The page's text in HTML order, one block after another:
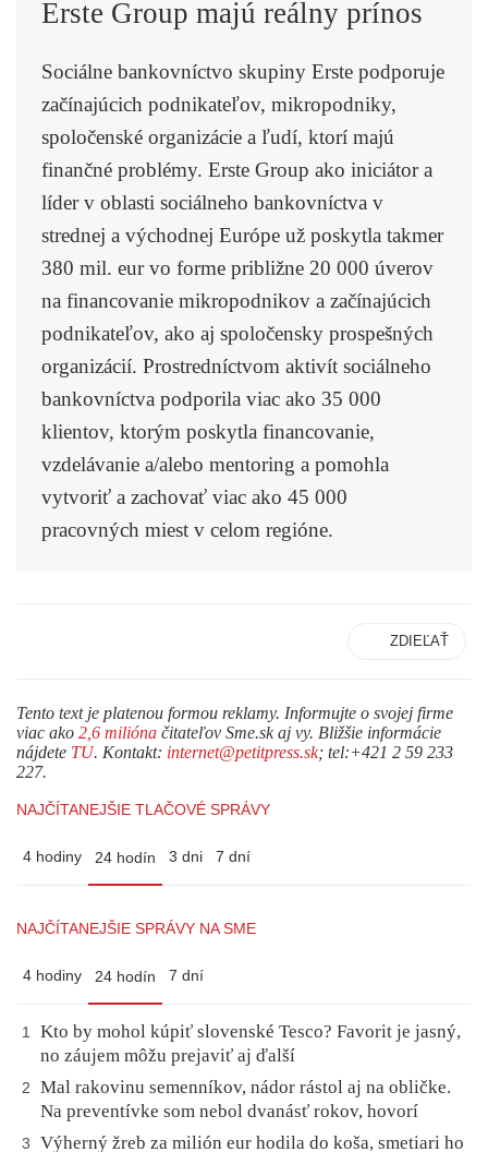
Erste Group majú reálny prínos
Sociálne bankovníctvo skupiny Erste podporuje
začínajúcich podnikateľov, mikropodniky,
spoločenské organizácie a ľudí, ktorí majú
finančné problémy. Erste Group ako iniciátor a
líder v oblasti sociálneho bankovníctva v
strednej a východnej Európe už poskytla takmer
380 mil. eur vo forme približne 20 000 úverov
na financovanie mikropodnikov a začínajúcich
podnikateľov, ako aj spoločensky prospešných
organizácií. Prostredníctvom aktivít sociálneho
bankovníctva podporila viac ako 35 000
klientov, ktorým poskytla financovanie,
vzdelávanie a/alebo mentoring a pomohla
vytvoriť a zachovať viac ako 45 000
pracovných miest v celom regióne.
ZDIEĽAŤ
Tento text je platenou formou reklamy. Informujte o svojej firme
viac ako 2,6 milióna čitateľov Sme.sk aj vy. Bližšie informácie
nájdete TU. Kontakt: internet@petitpress.sk; tel:+421 2 59 233
227.
NAJČÍTANEJŠIE TLAČOVÉ SPRÁVY
4 hodiny 24 hodín 3 dni 7 dní
NAJČÍTANEJŠIE SPRÁVY NA SME
4 hodiny 24 hodín 7 dní
1
Kto by mohol kúpiť slovenské Tesco? Favorit je jasný,
no záujem môžu prejaviť aj ďalší
2
Mal rakovinu semenníkov, nádor rástol aj na obličke.
Na preventívke som nebol dvanásť rokov, hovorí
3
Výherný žreb za milión eur hodila do koša, smetiari ho